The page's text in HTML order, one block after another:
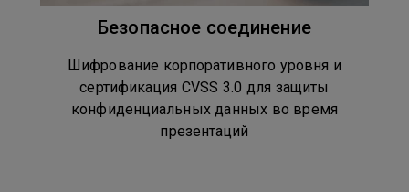
Безопасное соединение
Шифрование корпоративного уровня и
сертификация CVSS 3.0 для защиты
конфиденциальных данных во время
презентаций